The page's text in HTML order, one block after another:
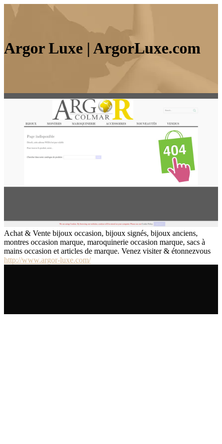
Argor Luxe | ArgorLuxe.com
Achat & Vente bijoux occasion, bijoux signés, bijoux anciens,
montres occasion marque, maroquinerie occasion marque, sacs à
mains occasion et articles de marque. Venez visiter & étonnezvous
http://www.argor-luxe.com/